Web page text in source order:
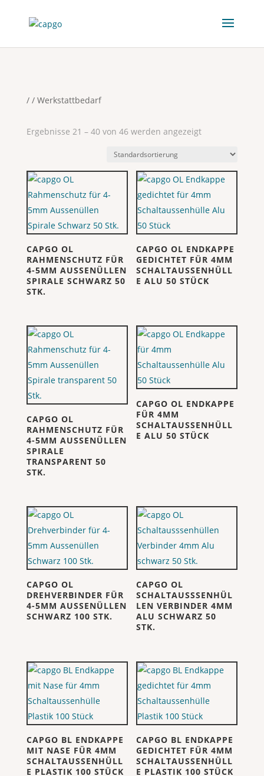
/ / Werkstattbedarf
Ergebnisse 21 – 40 von 46 werden angezeigt
CAPGO OL
RAHMENSCHUTZ FÜR
4-5MM AUSSENÜLLEN
SPIRALE SCHWARZ 50
STK.
CAPGO OL ENDKAPPE
GEDICHTET FÜR 4MM
SCHALTAUSSENHÜLL
E ALU 50 STÜCK
CAPGO OL
RAHMENSCHUTZ FÜR
4-5MM AUSSENÜLLEN
SPIRALE
TRANSPARENT 50
STK.
CAPGO OL ENDKAPPE
FÜR 4MM
SCHALTAUSSENHÜLL
E ALU 50 STÜCK
CAPGO OL
DREHVERBINDER FÜR
4-5MM AUSSENÜLLEN
SCHWARZ 100 STK.
CAPGO OL
SCHALTAUSSSENHÜL
LEN VERBINDER 4MM
ALU SCHWARZ 50
STK.
CAPGO BL ENDKAPPE
MIT NASE FÜR 4MM
SCHALTAUSSENHÜLL
E PLASTIK 100 STÜCK
CAPGO BL ENDKAPPE
GEDICHTET FÜR 4MM
SCHALTAUSSENHÜLL
E PLASTIK 100 STÜCK